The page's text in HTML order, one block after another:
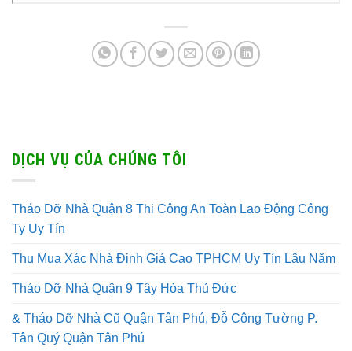
DỊCH VỤ CỦA CHÚNG TÔI
Tháo Dỡ Nhà Quận 8 Thi Công An Toàn Lao Động Công
Ty Uy Tín
Thu Mua Xác Nhà Định Giá Cao TPHCM Uy Tín Lâu Năm
Tháo Dỡ Nhà Quận 9 Tây Hòa Thủ Đức
& Tháo Dỡ Nhà Cũ Quận Tân Phú, Đỗ Công Tường P.
Tân Quý Quận Tân Phú